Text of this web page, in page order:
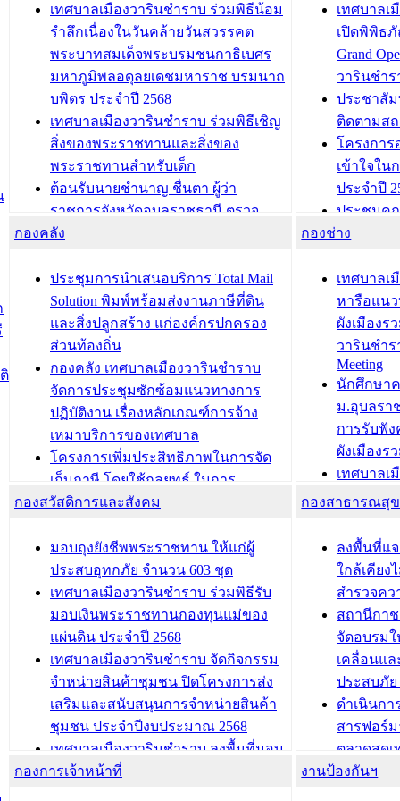
เทศบาลเมืองวารินชำราบ ร่วมพิธีน้อม
รำลึกเนื่องในวันคล้ายวันสวรรคต
พระบาทสมเด็จพระบรมชนกาธิเบศร
มหาภูมิพลอดุลยเดชมหาราช บรมนาถ
บพิตร ประจำปี 2568
เทศบาลเมืองวารินชำราบ ร่วมพิธีเชิญ
สิ่งของพระราชทานและสิ่งของ
พระราชทานสำหรับเด็ก
ต้อนรับนายชำนาญ ชื่นตา ผู้ว่า
ราชการจังหวัดอุบลราชธานี ตรวจ
ความเรียบร้อยของสถานที่ในการเตรี
องคมนตรี
สำนักทะเบียนท้องถิ่นเทศบาลเมือง
วารินชำราบ ดำเนินการมอบทะเบียน
บ้าน ทร.14 และบัตรประจำตัว
ประชาชนบุคคลประเภท 8 แก่บุคคลที่
ได้รับการเพิ่มชื่อในทะเบียนบ้าน
(ท.ร.14) กรณีคนไม่มีสัญชาติไทยได้รับ
อนุญาตให้มีถิ่นที่อยู่
ประชุมคณะกรรมการประเมินผลการ
ควบคุมภายในของ สำนัก/กอง/
โรงเรียน/ศูนย์พัฒนาเด็กเล็ก/สถานธนา
บทความ อื่นๆ ...
เทศบาลเ
เปิดพิพิธภั
Grand
วารินชำร
ประชาสัม
ติดตามส
โครงกา
เข้าใจใน
ประจำปี
ประชุมค
ความเสี่ย
ประชุมที
ชีวา สร้า
ขับเคลื่อน
“เมืองแห่
บทความ อื่นๆ ...
กองคลัง
ประชุมการนำเสนอบริการ Total Mail
Solution พิมพ์พร้อมส่งงานภาษีที่ดิน
และสิ่งปลูกสร้าง แก่องค์กรปกครอง
ส่วนท้องถิ่น
กองคลัง เทศบาลเมืองวารินชำราบ
จัดการประชุมซักซ้อมแนวทางการ
ปฏิบัติงาน เรื่องหลักเกณฑ์การจ้าง
เหมาบริการของเทศบาล
โครงการเพิ่มประสิทธิภาพในการจัด
เก็บภาษี โดยใช้กลยุทธ์ ในการ
พัฒนาการจัดเก็บรายได้ ประจำปี พ.ศ.
เทศบาลเมืองวารินชำราบ ร่วมการ
ประชุมวิชาการระดับนานาชาติและ
นิทรรศการด้านนวัตกรรมท้องถิ่น 2568
และรับรางวัลทีมนักวิจัยดีเด่นจาก
นวัตกรรมโครงการทะเบียนภาษีป้าย
ประชุมผู้เช่าอาคารพาณิชย์ บริเวณ
ถนนเกษมสุขและถนนประทุมเทพภักดี
บทความ อื่นๆ ...
กองช่าง
เทศบาลเ
หารือแน
ผังเมืองร
วารินชำร
Meeting
นักศึกษา
ม.อุบลรา
การรับฟั
ผังเมืองร
เทศบาลเ
โครงการ
เทศบาล
รับฟังคว
ผังเมือง
วารินชำ
เทศบาล
ซักซ้อมแ
ประโยช
บทความ อื่นๆ ...
กองสวัสดิการและสังคม
มอบถุงยังชีพพระราชทาน ให้แก่ผู้
ประสบอุทกภัย จำนวน 603 ชุด
เทศบาลเมืองวารินชำราบ ร่วมพิธีรับ
มอบเงินพระราชทานกองทุนแม่ของ
แผ่นดิน ประจำปี 2568
เทศบาลเมืองวารินชำราบ จัดกิจกรรม
จำหน่ายสินค้าชุมชน ปิดโครงการส่ง
เสริมและสนับสนุนการจำหน่ายสินค้า
ชุมชน ประจำปีงบประมาณ 2568
เทศบาลเมืองวารินชำราบ ลงพื้นที่มอบ
น้ำดื่มแก่ผู้พักอาศัย ณ ศูนย์พักพิง
กองสาธารณสุ
ลงพื้นที่แ
ใกล้เคียง
สำรวจค
สถานีกา
จัดอบรม
เคลื่อนแ
ประสบภั
ดำเนินกา
สารฟอร์
ตลาดสดเ
วารินชำร
กองการเจ้าหน้าที่ งานป้องกันฯ